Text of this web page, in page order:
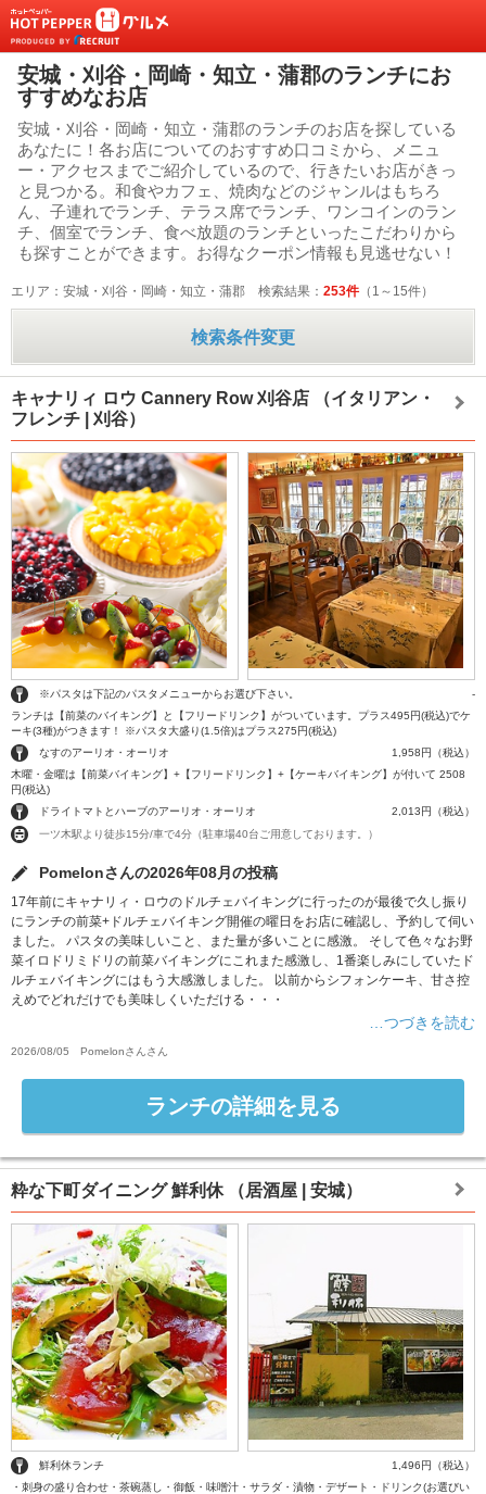
安城・刈谷・岡崎・知立・蒲郡のランチにお
すすめなお店
安城・刈谷・岡崎・知立・蒲郡のランチのお店を探している
あなたに！各お店についてのおすすめ口コミから、メニュ
ー・アクセスまでご紹介しているので、行きたいお店がきっ
と見つかる。和食やカフェ、焼肉などのジャンルはもちろ
ん、子連れでランチ、テラス席でランチ、ワンコインのラン
チ、個室でランチ、食べ放題のランチといったこだわりから
も探すことができます。お得なクーポン情報も見逃せない！
エリア：安城・刈谷・岡崎・知立・蒲郡 検索結果： 253件 （1～15件）
検索条件変更
キャナリィ ロウ Cannery Row 刈谷店
（イタリアン・
フレンチ | 刈谷）
※パスタは下記のパスタメニューからお選び下さい。
-
ランチは【前菜のバイキング】と【フリードリンク】がついています。プラス495円(税込)でケ
ーキ(3種)がつきます！ ※パスタ大盛り(1.5倍)はプラス275円(税込)
なすのアーリオ・オーリオ
1,958円（税込）
木曜・金曜は【前菜バイキング】+【フリードリンク】+【ケーキバイキング】が付いて 2508
円(税込)
ドライトマトとハーブのアーリオ・オーリオ
2,013円（税込）
一ツ木駅より徒歩15分/車で4分（駐車場40台ご用意しております。）
Pomelonさんの2026年08月の投稿
17年前にキャナリィ・ロウのドルチェバイキングに行ったのが最後で久し振り
にランチの前菜+ドルチェバイキング開催の曜日をお店に確認し、予約して伺い
ました。 パスタの美味しいこと、また量が多いことに感激。 そして色々なお野
菜イロドリミドリの前菜バイキングにこれまた感激し、1番楽しみにしていたド
ルチェバイキングにはもう大感激しました。 以前からシフォンケーキ、甘さ控
えめでどれだけでも美味しくいただける・・・
…つづきを読む
2026/08/05 Pomelonさん さん
ランチの詳細を見る
粋な下町ダイニング 鮮利休 （居酒屋 | 安城）
鮮利休ランチ
1,496円（税込）
・刺身の盛り合わせ・茶碗蒸し・御飯・味噌汁・サラダ・漬物・デザート・ドリンク(お選びい